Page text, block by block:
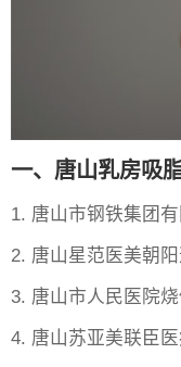
一、唐山乳房吸
1. 唐山市钢铁集团
2. 唐山星范医美朝
3. 唐山市人民医院
4. 唐山苏亚美联臣